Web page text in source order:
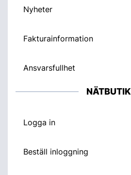
Nyheter
Fakturainformation
Ansvarsfullhet
NÄTBUTIK
Logga in
Beställ inloggning